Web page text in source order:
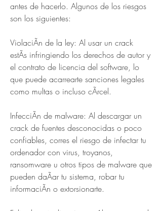
antes de hacerlo. Algunos de los riesgos
son los siguientes:
ViolaciÃn de la ley: Al usar un crack
estÃs infringiendo los derechos de autor y
el contrato de licencia del software, lo
que puede acarrearte sanciones legales
como multas o incluso cÃrcel.
InfecciÃn de malware: Al descargar un
crack de fuentes desconocidas o poco
confiables, corres el riesgo de infectar tu
ordenador con virus, troyanos,
ransomware u otros tipos de malware que
pueden daÃar tu sistema, robar tu
informaciÃn o extorsionarte.